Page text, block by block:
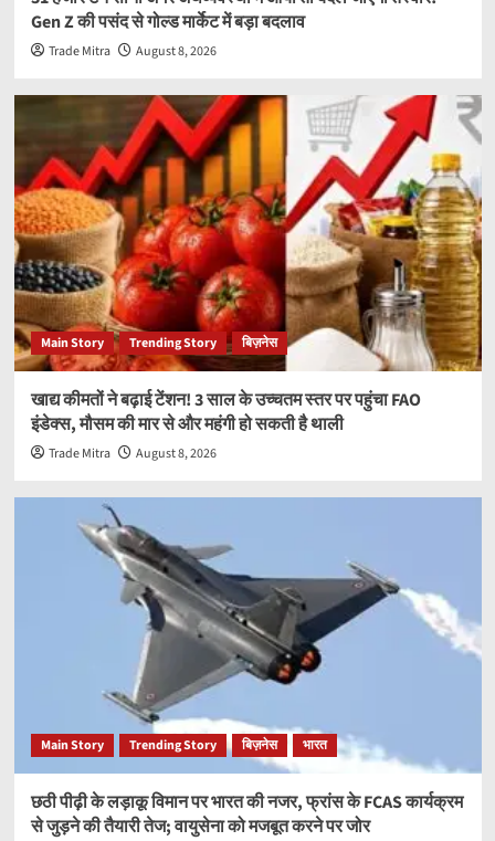
Gen Z की पसंद से गोल्ड मार्केट में बड़ा बदलाव
Trade Mitra August 8, 2026
Main Story Trending Story बिज़नेस
खाद्य कीमतों ने बढ़ाई टेंशन! 3 साल के उच्चतम स्तर पर पहुंचा FAO
इंडेक्स, मौसम की मार से और महंगी हो सकती है थाली
Trade Mitra August 8, 2026
Main Story Trending Story बिज़नेस भारत
छठी पीढ़ी के लड़ाकू विमान पर भारत की नजर, फ्रांस के FCAS कार्यक्रम
से जुड़ने की तैयारी तेज; वायुसेना को मजबूत करने पर जोर